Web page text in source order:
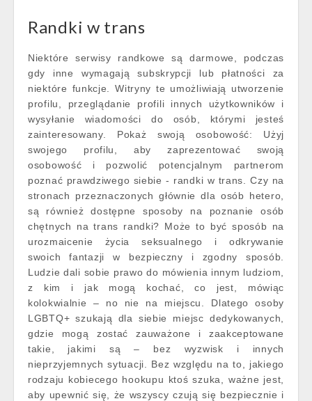
Randki w trans
Niektóre serwisy randkowe są darmowe, podczas
gdy inne wymagają subskrypcji lub płatności za
niektóre funkcje. Witryny te umożliwiają utworzenie
profilu, przeglądanie profili innych użytkowników i
wysyłanie wiadomości do osób, którymi jesteś
zainteresowany. Pokaż swoją osobowość: Użyj
swojego profilu, aby zaprezentować swoją
osobowość i pozwolić potencjalnym partnerom
poznać prawdziwego siebie - randki w trans. Czy na
stronach przeznaczonych głównie dla osób hetero,
są również dostępne sposoby na poznanie osób
chętnych na trans randki? Może to być sposób na
urozmaicenie życia seksualnego i odkrywanie
swoich fantazji w bezpieczny i zgodny sposób.
Ludzie dali sobie prawo do mówienia innym ludziom,
z kim i jak mogą kochać, co jest, mówiąc
kolokwialnie – no nie na miejscu. Dlatego osoby
LGBTQ+ szukają dla siebie miejsc dedykowanych,
gdzie mogą zostać zauważone i zaakceptowane
takie, jakimi są – bez wyzwisk i innych
nieprzyjemnych sytuacji. Bez względu na to, jakiego
rodzaju kobiecego hookupu ktoś szuka, ważne jest,
aby upewnić się, że wszyscy czują się bezpiecznie i